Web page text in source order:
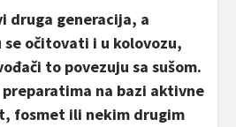
druga generacija, a
se očitovati i u kolovozu,
to povezuju sa sušom.
na bazi aktivne
fosmet ili nekim drugim